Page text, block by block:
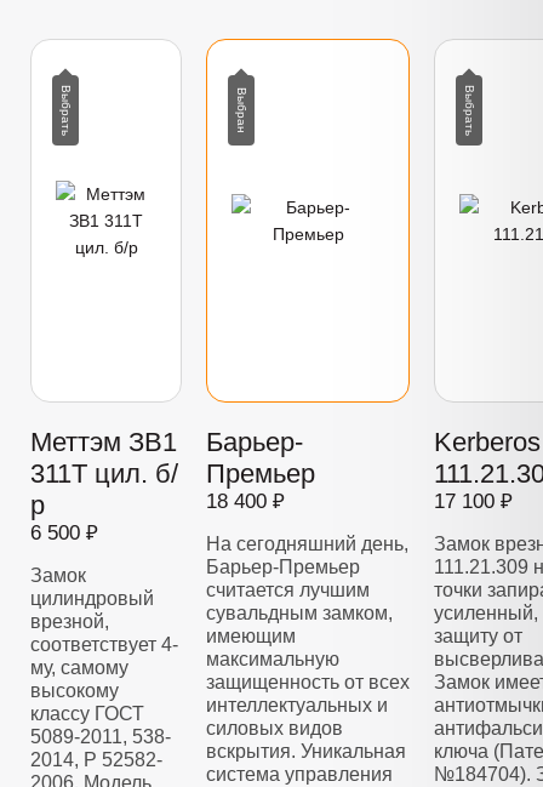
Меттэм ЗВ1
311Т цил. б/
р
6 500 ₽
Замок
цилиндровый
врезной,
соответствует 4-
му, самому
высокому
классу ГОСТ
5089-2011, 538-
2014, Р 52582-
Барьер-
Премьер
18 400 ₽
На сегодняшний день,
Барьер-Премьер
считается лучшим
сувальдным замком,
имеющим
максимальную
защищенность от всех
интеллектуальных и
силовых видов
вскрытия. Уникальная
система управления
Kerberos
17 100 ₽
Замок
111.21.309
точки
усиленный,
защиту от
Замок
ключа
№184704).